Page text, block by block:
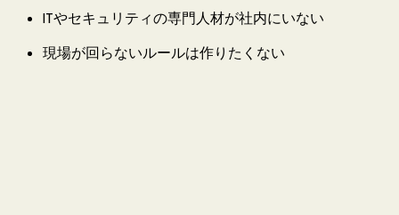
ITやセキュリティの専門人材が社内にいない
現場が回らないルールは作りたくない